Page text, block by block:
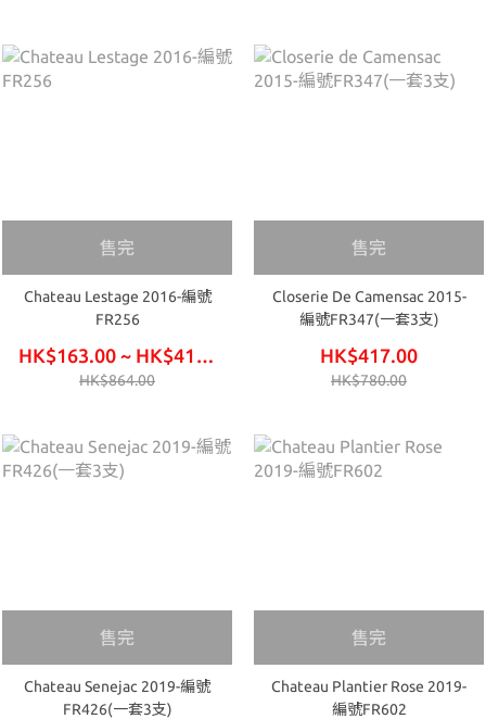
售完
Chateau Lestage 2016-編號
FR256
HK$163.00 ~ HK$414.00
HK$864.00
售完
Closerie De Camensac 2015-
編號FR347(一套3支)
HK$417.00
HK$780.00
售完
Chateau Senejac 2019-編號
FR426(一套3支)
售完
Chateau Plantier Rose 2019-
編號FR602